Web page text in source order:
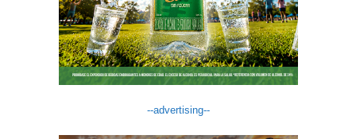
--advertising--